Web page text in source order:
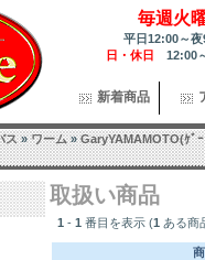
毎週火
平日12:00～
日・休日 12:00
新着商品
ス»ワーム»GaryYAMAMOTO(ｹﾞ
取扱い商品
1 - 1 番目を表示 (1 ある商